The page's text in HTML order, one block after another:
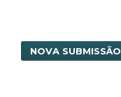
NOVA SUBMISSÃO